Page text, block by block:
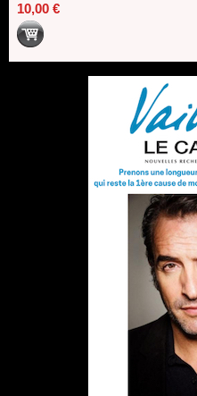
10,00 €